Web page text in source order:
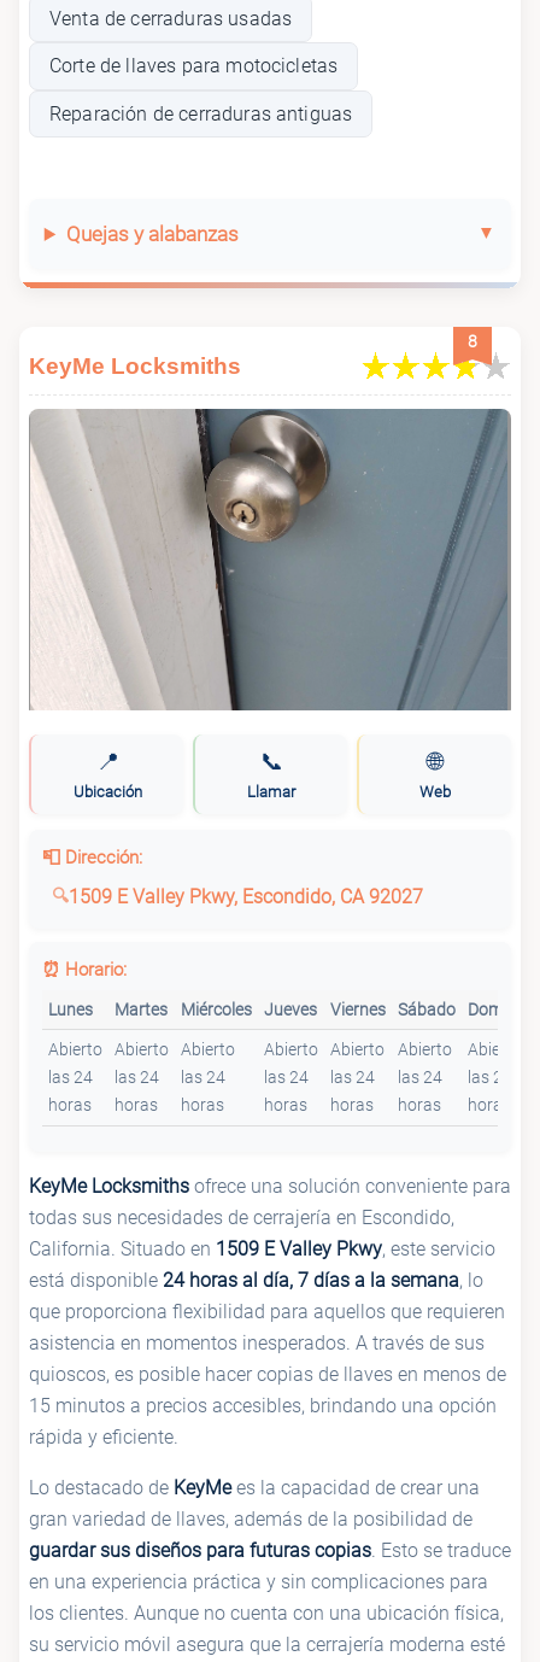
Venta de cerraduras usadas
Corte de llaves para motocicletas
Reparación de cerraduras antiguas
Quejas y alabanzas
8
KeyMe Locksmiths
📍
Ubicación
📞
Llamar
🌐
Web
📮 Dirección:
1509 E Valley Pkwy, Escondido, CA 92027
⏰ Horario:
Lunes Martes Miércoles Jueves Viernes Sábado Domingo
Abierto
las 24
horas
Abierto
las 24
horas
Abierto
las 24
horas
Abierto
las 24
horas
Abierto
las 24
horas
Abierto
las 24
horas
Abierto
las 24
horas
KeyMe Locksmiths ofrece una solución conveniente para
todas sus necesidades de cerrajería en Escondido,
California. Situado en 1509 E Valley Pkwy, este servicio
está disponible 24 horas al día, 7 días a la semana, lo
que proporciona flexibilidad para aquellos que requieren
asistencia en momentos inesperados. A través de sus
quioscos, es posible hacer copias de llaves en menos de
15 minutos a precios accesibles, brindando una opción
rápida y eficiente.
Lo destacado de KeyMees la capacidad de crear una
gran variedad de llaves, además de la posibilidad de
guardar sus diseños para futuras copias. Esto se traduce
en una experiencia práctica y sin complicaciones para
los clientes. Aunque no cuenta con una ubicación física,
su servicio móvil asegura que la cerrajería moderna esté